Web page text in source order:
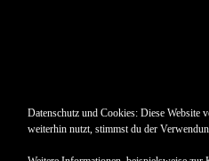
Datenschutz und Cookies: Diese Website
weiterhin nutzt, stimmst du der